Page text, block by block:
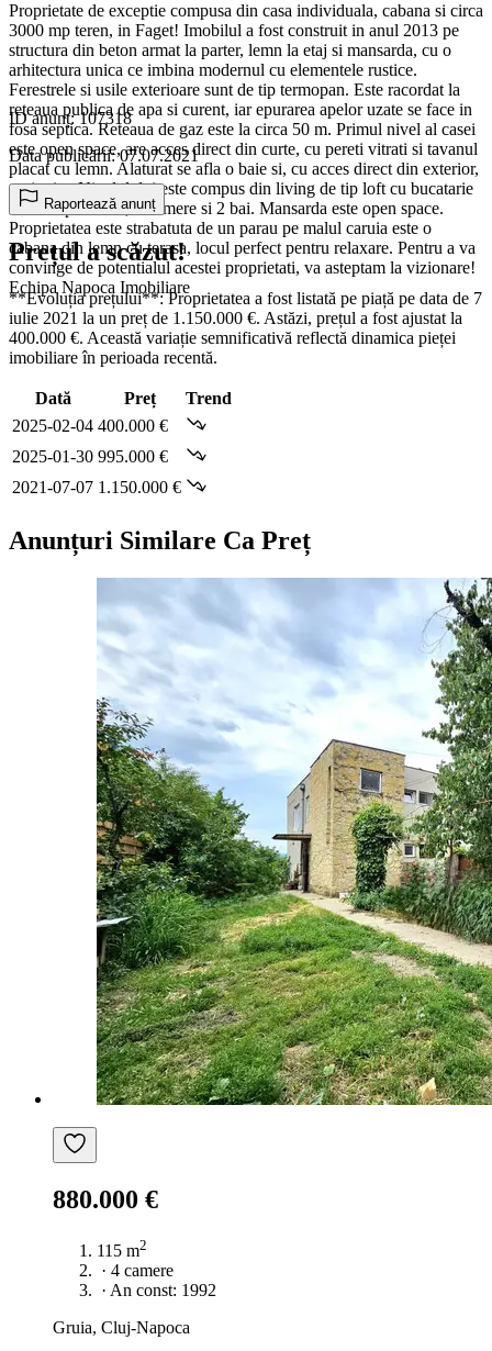
Proprietate de exceptie compusa din casa individuala, cabana si circa
3000 mp teren, in Faget! Imobilul a fost construit in anul 2013 pe
structura din beton armat la parter, lemn la etaj si mansarda, cu o
arhitectura unica ce imbina modernul cu elementele rustice.
Ferestrele si usile exterioare sunt de tip termopan. Este racordat la
reteaua publica de apa si curent, iar epurarea apelor uzate se face in
fosa septica. Reteaua de gaz este la circa 50 m. Primul nivel al casei
este open space, are acces direct din curte, cu pereti vitrati si tavanul
placat cu lemn. Alaturat se afla o baie si, cu acces direct din exterior,
o pivnita. Nivelul doi este compus din living de tip loft cu bucatarie
si iesire pe terasa, 2 camere si 2 bai. Mansarda este open space.
Proprietatea este strabatuta de un parau pe malul caruia este o
cabana din lemn cu terasa, locul perfect pentru relaxare. Pentru a va
convinge de potentialul acestei proprietati, va asteptam la vizionare!
Echipa Napoca Imobiliare
ID anunț: 107318
Data publicării: 07.07.2021
Raportează anunț
Prețul a scăzut!
**Evoluția prețului**: Proprietatea a fost listată pe piață pe data de 7
iulie 2021 la un preț de 1.150.000 €. Astăzi, prețul a fost ajustat la
400.000 €. Această variație semnificativă reflectă dinamica pieței
imobiliare în perioada recentă.
Dată Preț
Trend
2025-02-04 400.000 €
2025-01-30 995.000 €
2021-07-07 1.150.000 €
Anunțuri Similare Ca Preț
880.000 €
115 m2
· 4 camere
· An const: 1992
Gruia, Cluj-Napoca